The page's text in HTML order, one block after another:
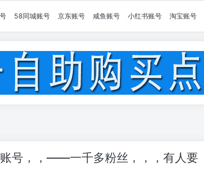
58同城账号 京东账号 咸鱼账号 小红书账号 淘宝账号
号，，——一千多粉丝，，，有人要